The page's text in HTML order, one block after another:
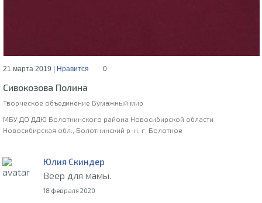
21 марта 2019 | Нравится 0
Сивокозова Полина
Творческое объединение Бумажный мир
МБУ ДО ДДЮ Болотнинского района Новосибирской области
Новосибирская обл., Болотнинский р-н, г. Болотное
Юлия Скиндер
Веер для мамы.
18 февраля 2020